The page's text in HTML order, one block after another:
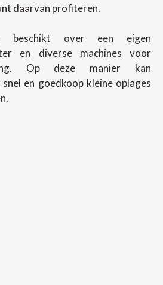
daarvan profiteren.
beschikt over een eigen
en diverse machines voor
Op deze manier kan
en goedkoop kleine oplages